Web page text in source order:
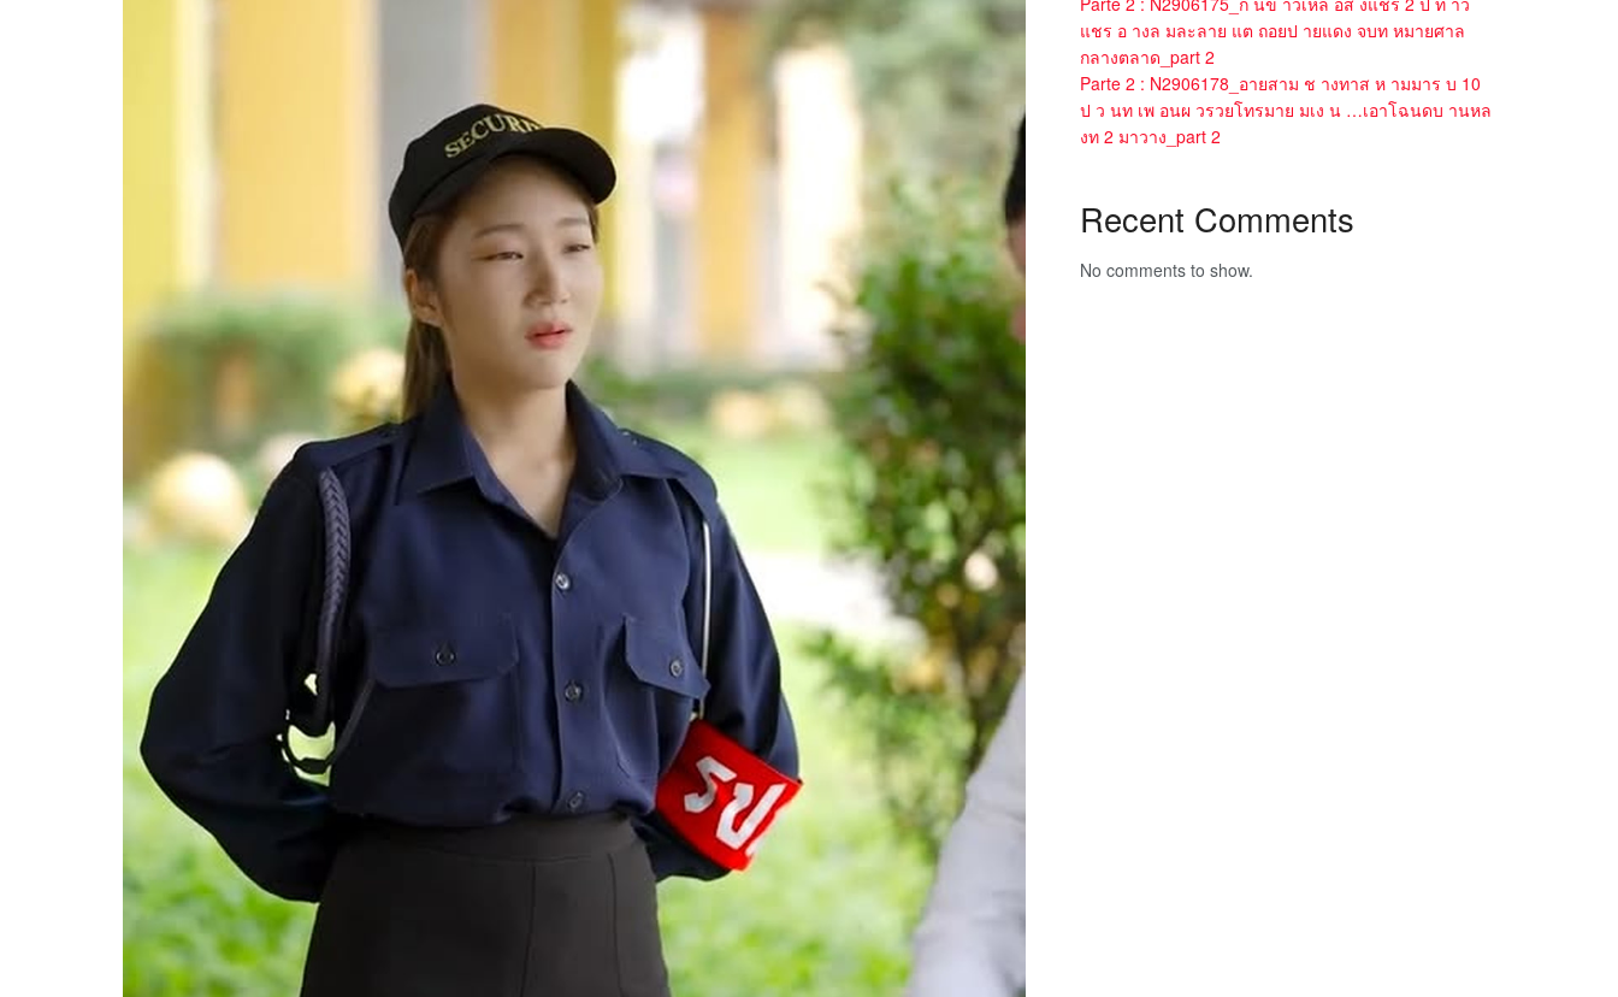
แชร อ างล มละลาย แต ถอยป ายแดง จบท หมายศาล
กลางตลาด_part 2
Parte 2 : N2906178_อายสาม ช างทาส ห ามมาร บ 10
ป ว นท เพ อนผ วรวยโทรมาย มเง น …เอาโฉนดบ านหล
งท 2 มาวาง_part 2
Recent Comments
No comments to show.